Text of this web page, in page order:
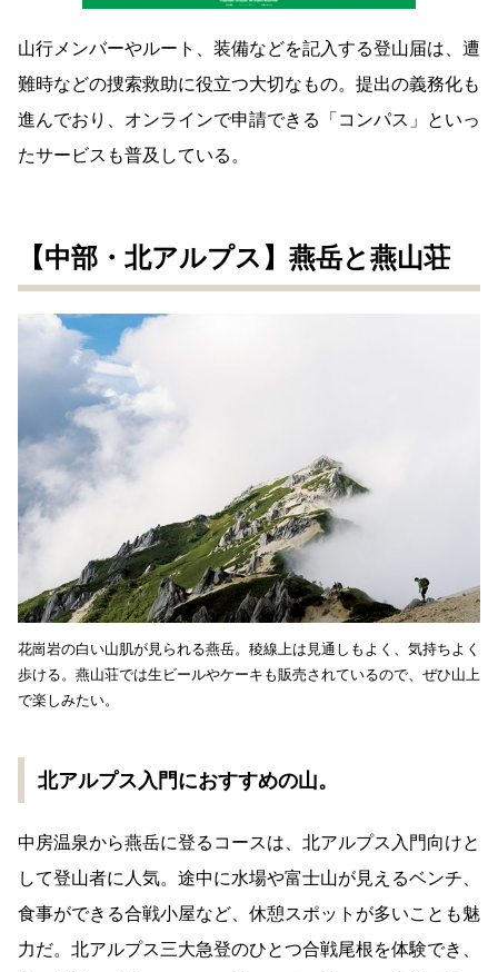
山行メンバーやルート、装備などを記入する登山届は、遭
難時などの捜索救助に役立つ大切なもの。提出の義務化も
進んでおり、オンラインで申請できる「コンパス」といっ
たサービスも普及している。
【中部・北アルプス】燕岳と燕山荘
花崗岩の白い山肌が見られる燕岳。稜線上は見通しもよく、気持ちよく
歩ける。燕山荘では生ビールやケーキも販売されているので、ぜひ山上
で楽しみたい。
北アルプス入門におすすめの山。
中房温泉から燕岳に登るコースは、北アルプス入門向けと
して登山者に人気。途中に水場や富士山が見えるベンチ、
食事ができる合戦小屋など、休憩スポットが多いことも魅
力だ。北アルプス三大急登のひとつ合戦尾根を体験でき、